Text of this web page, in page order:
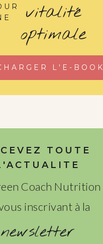
vitalité
optimale
L'E-BOOK
TOUTE
Coach Nutrition
inscrivant à la
newsletter